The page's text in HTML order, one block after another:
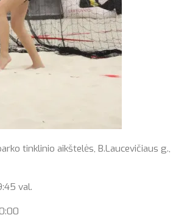
tinklinio aikštelės, B.Laucevičiaus g.,
val.